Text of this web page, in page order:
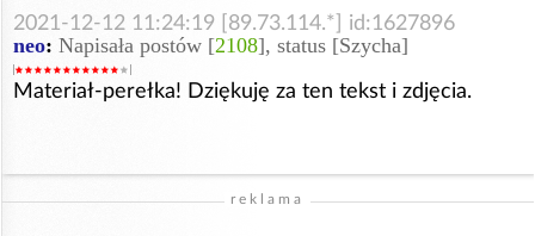
2021-12-12 11:24:19 [89.73.114.*] id:1627896
neo: Napisała postów [2108], status [Szycha]
Materiał-perełka! Dziękuję za ten tekst i zdjęcia.
reklama